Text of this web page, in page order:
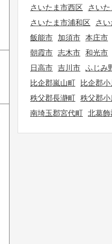
さいたま市西区
さい
さいたま市浦和区
さ
飯能市
加須市 本庄市
朝霞市 志木市 和光市
日高市 吉川市 ふじみ
比企郡嵐山町
比企郡
秩父郡長瀞町 秩父郡
南埼玉郡宮代町 北葛